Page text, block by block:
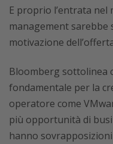
E proprio l’entrata
management sarebbe
motivazione
Bloomberg sottolinea
fondamentale per la
operatore come
più opportunità di
hanno